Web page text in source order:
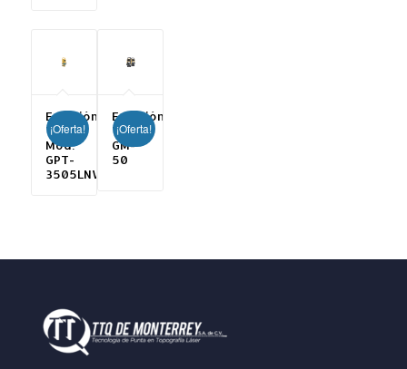
Estación
Total
Mod.
GPT-
3505LNW
¡Oferta!
Estación
Total
GM-
50
¡Oferta!